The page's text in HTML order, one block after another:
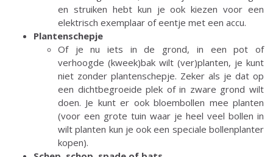
en struiken hebt kun je ook kiezen voor een
elektrisch exemplaar of eentje met een accu.
Plantenschepje
Of je nu iets in de grond, in een pot of
verhoogde (kweek)bak wilt (ver)planten, je kunt
niet zonder plantenschepje. Zeker als je dat op
een dichtbegroeide plek of in zware grond wilt
doen. Je kunt er ook bloembollen mee planten
(voor een grote tuin waar je heel veel bollen in
wilt planten kun je ook een speciale bollenplanter
kopen).